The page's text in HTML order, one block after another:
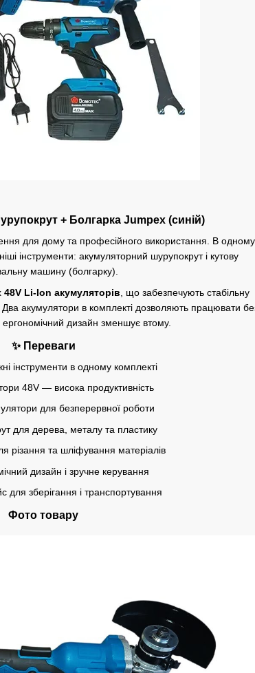
+ Болгарка Jumpex (синій)
для дому та професійного використання. В одному
інструменти: акумуляторний шурупокрут і кутову
машину (болгарку).
48V Li-Ion акумуляторів , що забезпечують стабільну
Два акумулятори в комплекті дозволяють працювати
дизайн зменшує втому.
✨ Переваги
інструменти в одному комплекті
48V — висока продуктивність
для безперервної роботи
для дерева, металу та пластику
різання та шліфування матеріалів
дизайн і зручне керування
для зберігання і транспортування
Фото товару